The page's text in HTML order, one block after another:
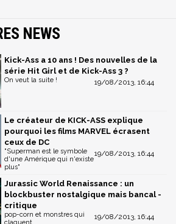
NEWS
Kick-Ass a 10 ans ! Des nouvelles de la
série Hit Girl et de Kick-Ass 3 ?
19/08/2013, 16:44
On veut la suite !
Le créateur de KICK-ASS explique
pourquoi les films MARVEL écrasent
ceux de DC
19/08/2013, 16:44
"Superman est le symbole
d'une Amérique qui n'existe
plus"
Jurassic World Renaissance : un
blockbuster nostalgique mais bancal -
critique
19/08/2013, 16:44
pop-corn et monstres qui